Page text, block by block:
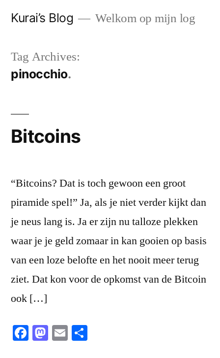
Kurai’s Blog Welkom op mijn log
Tag Archives:
pinocchio
Bitcoins
“Bitcoins? Dat is toch gewoon een groot
piramide spel!” Ja, als je niet verder kijkt dan
je neus lang is. Ja er zijn nu talloze plekken
waar je je geld zomaar in kan gooien op basis
van een loze belofte en het nooit meer terug
ziet. Dat kon voor de opkomst van de Bitcoin
ook […]
Facebook
Mastodon
Email